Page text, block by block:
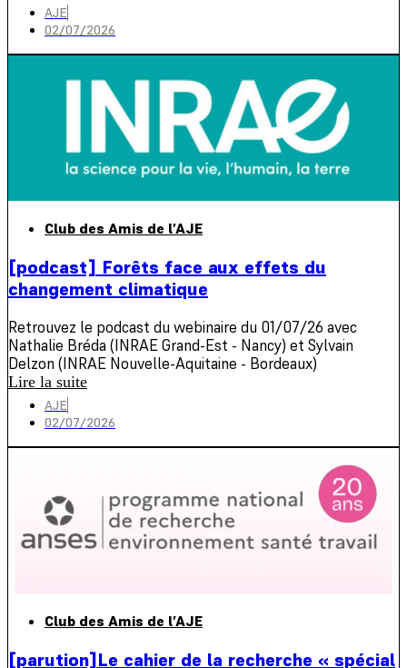
AJE
02/07/2026
Club des Amis de l’AJE
[podcast] Forêts face aux effets du
changement climatique
Retrouvez le podcast du webinaire du 01/07/26 avec
Nathalie Bréda (INRAE Grand-Est - Nancy) et Sylvain
Delzon (INRAE Nouvelle-Aquitaine - Bordeaux)
Lire la suite
AJE
02/07/2026
Club des Amis de l’AJE
[parution]Le cahier de la recherche « spécial